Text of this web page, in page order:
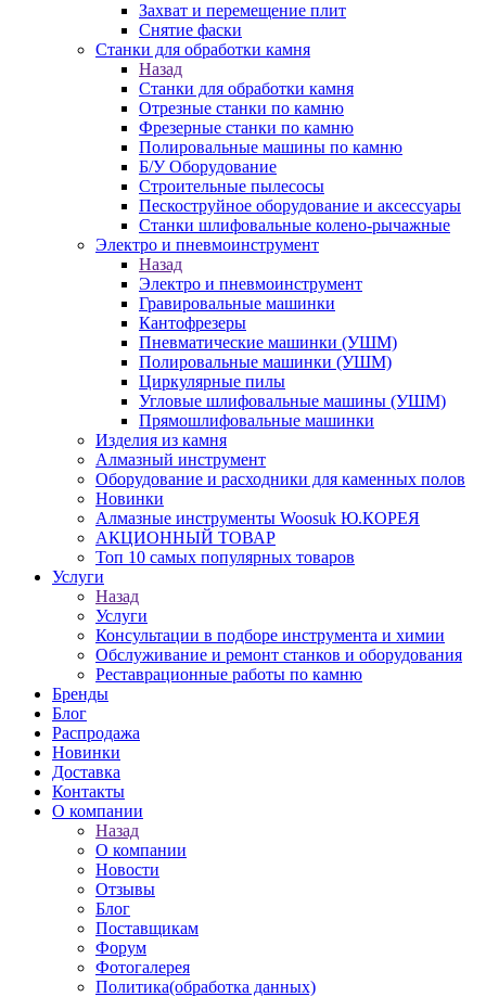
Захват и перемещение плит
Снятие фаски
Станки для обработки камня
Назад
Станки для обработки камня
Отрезные станки по камню
Фрезерные станки по камню
Полировальные машины по камню
Б/У Оборудование
Строительные пылесосы
Пескоструйное оборудование и аксессуары
Станки шлифовальные колено-рычажные
Электро и пневмоинструмент
Назад
Электро и пневмоинструмент
Гравировальные машинки
Кантофрезеры
Пневматические машинки (УШМ)
Полировальные машинки (УШМ)
Циркулярные пилы
Угловые шлифовальные машины (УШМ)
Прямошлифовальные машинки
Изделия из камня
Алмазный инструмент
Оборудование и расходники для каменных полов
Новинки
Алмазные инструменты Woosuk Ю.КОРЕЯ
АКЦИОННЫЙ ТОВАР
Топ 10 самых популярных товаров
Услуги
Назад
Услуги
Консультации в подборе инструмента и химии
Обслуживание и ремонт станков и оборудования
Реставрационные работы по камню
Бренды
Блог
Распродажа
Новинки
Доставка
Контакты
О компании
Назад
О компании
Новости
Отзывы
Блог
Поставщикам
Форум
Фотогалерея
Политика(обработка данных)